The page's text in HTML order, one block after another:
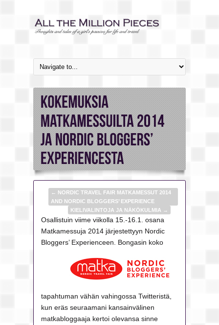
← NORDIC TRAVEL FAIR MATKAMESSUT 2014
AND NORDIC BLOGGERS’ EXPERIENCE
KIELIVALINTOJA JA NÄKÖKULMIA →
Osallistuin viime viikolla 15.-16.1. osana
Matkamessuja 2014 järjestettyyn Nordic
Bloggers’ Experienceen. Bongasin koko
tapahtuman vähän vahingossa Twitteristä,
kun eräs seuraamani kansainvälinen
matkabloggaaja kertoi olevansa sinne